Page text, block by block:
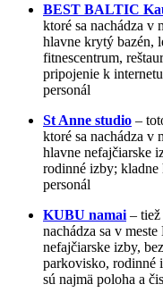
BEST BALTIC
ktoré sa nachádza v
hlavne krytý bazén,
fitnescentrum,
pripojenie k
personál
St Anne studio –
ktoré sa nachádza v
hlavne nefajčiarske
rodinné izby; kladne
personál
KUBU namai –
nachádza sa v
nefajčiarske izby,
parkovisko, rodinné
sú najmä poloha a